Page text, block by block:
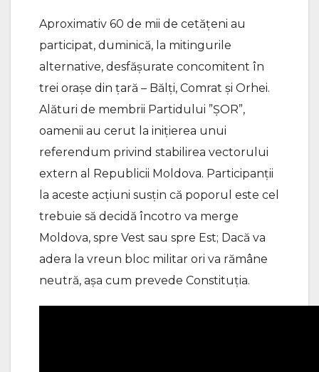
Aproximativ 60 de mii de cetățeni au
participat, duminică, la mitingurile
alternative, desfășurate concomitent în
trei orașe din țară – Bălți, Comrat și Orhei.
Alături de membrii Partidului ”ȘOR”,
oamenii au cerut la inițierea unui
referendum privind stabilirea vectorului
extern al Republicii Moldova. Participanții
la aceste acțiuni susțin că poporul este cel
trebuie să decidă încotro va merge
Moldova, spre Vest sau spre Est; Dacă va
adera la vreun bloc militar ori va rămâne
neutră, așa cum prevede Constituția.